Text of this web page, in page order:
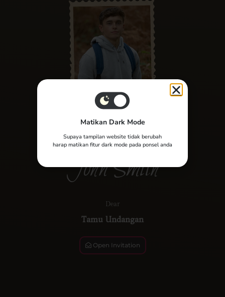
Birthday Party
John Smith
Dear
Tamu Undangan
Open Invitation
Matikan Dark Mode
Supaya tampilan website tidak berubah
harap matikan fitur dark mode pada ponsel anda